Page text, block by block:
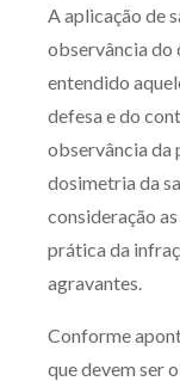
A aplicação de
observância do
entendido
defesa e do
observância da
dosimetria da
consideração
prática da
agravantes.
Conforme
que devem ser